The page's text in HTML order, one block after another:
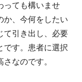
っても構いませ
か、今何をしたい
て引き出し、必要
です。患者に選択
なのです。